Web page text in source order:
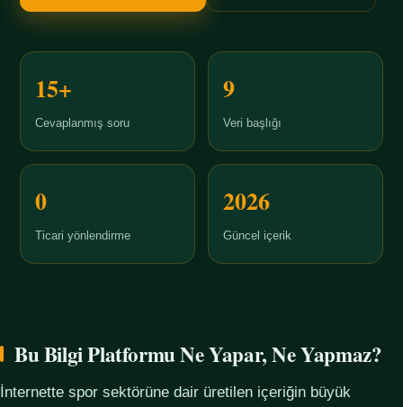
15+
Cevaplanmış soru
9
Veri başlığı
0
Ticari yönlendirme
2026
Güncel içerik
Bu Bilgi Platformu Ne Yapar, Ne Yapmaz?
İnternette spor sektörüne dair üretilen içeriğin büyük